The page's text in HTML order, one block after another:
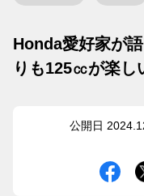
Honda愛好家が
りも125㏄が楽し
公開日